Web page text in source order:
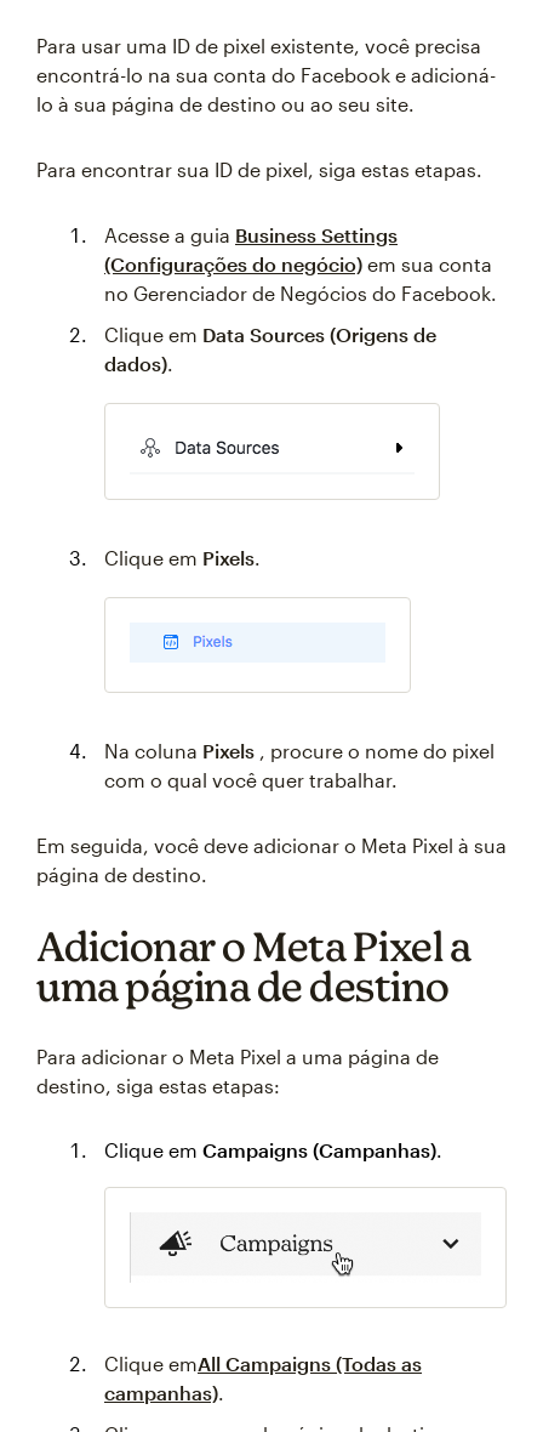
Para usar uma ID de pixel existente, você precisa
encontrá-lo na sua conta do Facebook e adicioná-
lo à sua página de destino ou ao seu site.
Para encontrar sua ID de pixel, siga estas etapas.
Acesse a guia Business Settings
(Configurações do negócio) em sua conta
no Gerenciador de Negócios do Facebook.
Clique em Data Sources (Origens de
dados).
Clique em Pixels.
Na coluna Pixels , procure o nome do pixel
com o qual você quer trabalhar.
Em seguida, você deve adicionar o Meta Pixel à sua
página de destino.
Adicionar o Meta Pixel a
uma página de destino
Para adicionar o Meta Pixel a uma página de
destino, siga estas etapas:
Clique em Campaigns (Campanhas).
Clique emAll Campaigns (Todas as
campanhas).